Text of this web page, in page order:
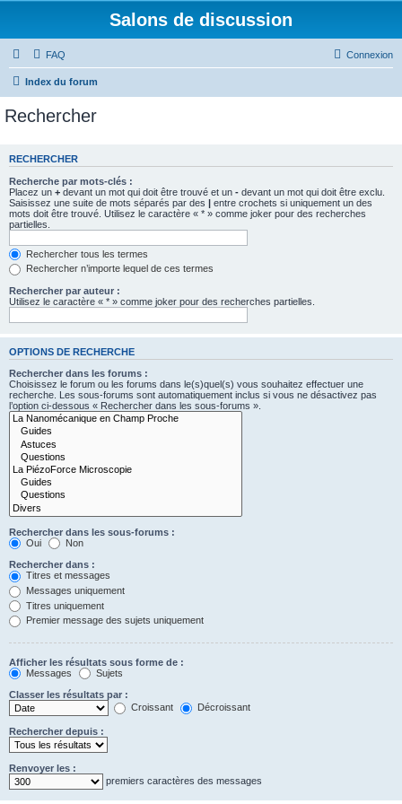
Salons de discussion
FAQ Connexion
Index du forum
Rechercher
RECHERCHER
Recherche par mots-clés :
Placez un + devant un mot qui doit être trouvé et un - devant un mot qui doit être exclu.
Saisissez une suite de mots séparés par des | entre crochets si uniquement un des
mots doit être trouvé. Utilisez le caractère « * » comme joker pour des recherches
partielles.
Rechercher tous les termes
Rechercher n’importe lequel de ces termes
Rechercher par auteur :
Utilisez le caractère « * » comme joker pour des recherches partielles.
OPTIONS DE RECHERCHE
Rechercher dans les forums :
Choisissez le forum ou les forums dans le(s)quel(s) vous souhaitez effectuer une
recherche. Les sous-forums sont automatiquement inclus si vous ne désactivez pas
l’option ci-dessous « Rechercher dans les sous-forums ».
Rechercher dans les sous-forums :
Oui
Non
Rechercher dans :
Titres et messages
Messages uniquement
Titres uniquement
Premier message des sujets uniquement
Afficher les résultats sous forme de :
Messages
Sujets
Classer les résultats par :
Croissant
Décroissant
Rechercher depuis :
Renvoyer les :
premiers caractères des messages